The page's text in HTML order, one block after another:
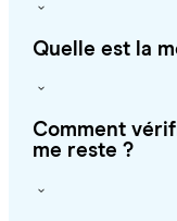
Quelle est la
Comment
me reste ?